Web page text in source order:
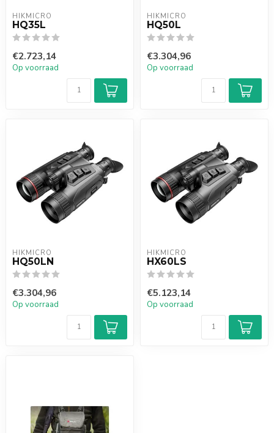
HIKMICRO
HQ35L
€2.723,14
Op voorraad
HIKMICRO
HQ50L
€3.304,96
Op voorraad
HIKMICRO
HQ50LN
€3.304,96
Op voorraad
HIKMICRO
HX60LS
€5.123,14
Op voorraad